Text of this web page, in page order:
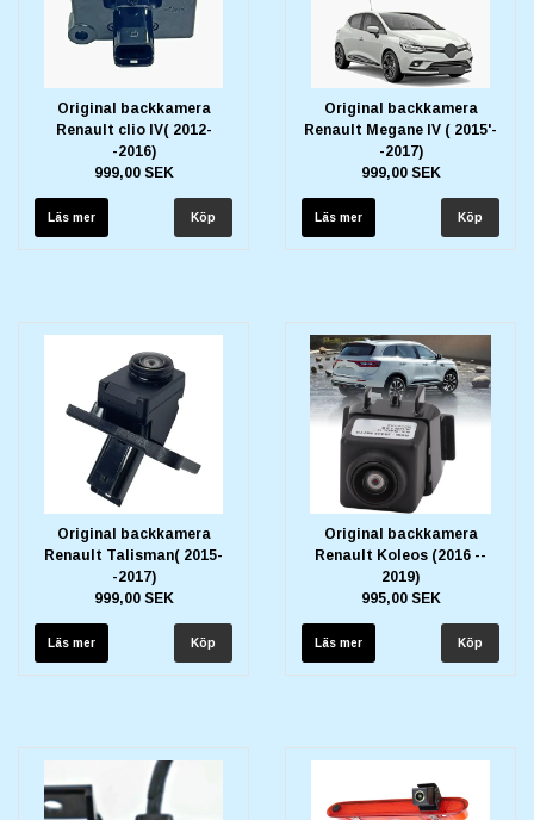
Original backkamera
Renault clio IV( 2012-
-2016)
999,00 SEK
Läs mer
Original backkamera
Renault Megane IV ( 2015'-
-2017)
999,00 SEK
Läs mer
Original backkamera
Renault Talisman( 2015-
-2017)
999,00 SEK
Läs mer
Original backkamera
Renault Koleos (2016 --
2019)
995,00 SEK
Läs mer